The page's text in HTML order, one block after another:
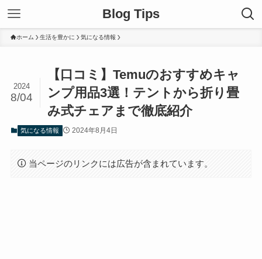
Blog Tips
ホーム 生活を豊かに 気になる情報
【口コミ】Temuのおすすめキャ
ンプ用品3選！テントから折り畳
み式チェアまで徹底紹介
2024
8/04
気になる情報 2024年8月4日
当ページのリンクには広告が含まれています。